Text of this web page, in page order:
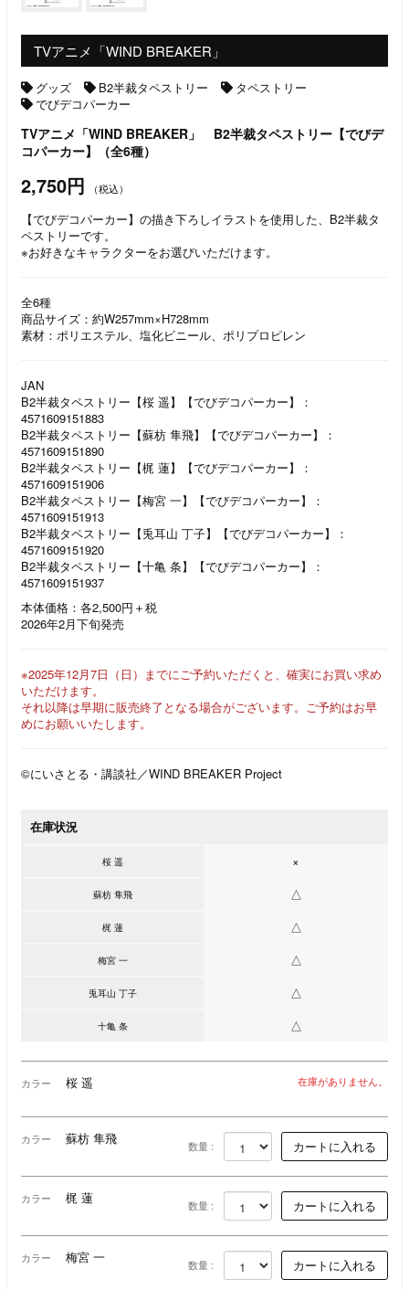
TVアニメ「WIND BREAKER」
グッズ B2半裁タペストリー
タペストリー
でびデコパーカー
TVアニメ「WIND BREAKER」 B2半裁タペストリー【でびデ
コパーカー】（全6種）
2,750円 （税込）
【でびデコパーカー】の描き下ろしイラストを使用した、B2半裁タ
ペストリーです。
※お好きなキャラクターをお選びいただけます。
全6種
商品サイズ：約W257mm×H728mm
素材：ポリエステル、塩化ビニール、ポリプロピレン
JAN
B2半裁タペストリー【桜 遥】【でびデコパーカー】：
4571609151883
B2半裁タペストリー【蘇枋 隼飛】【でびデコパーカー】：
4571609151890
B2半裁タペストリー【梶 蓮】【でびデコパーカー】：
4571609151906
B2半裁タペストリー【梅宮 一】【でびデコパーカー】：
4571609151913
B2半裁タペストリー【兎耳山 丁子】【でびデコパーカー】：
4571609151920
B2半裁タペストリー【十亀 条】【でびデコパーカー】：
4571609151937
本体価格：各2,500円＋税
2026年2月下旬発売
※2025年12月7日（日）までにご予約いただくと、確実にお買い求め
いただけます。
それ以降は早期に販売終了となる場合がございます。ご予約はお早
めにお願いいたします。
©にいさとる・講談社／WIND BREAKER Project
在庫状況
桜 遥 ×
蘇枋 隼飛 △
梶 蓮 △
梅宮 一 △
兎耳山 丁子 △
十亀 条 △
カラー 桜 遥 在庫がありません。
カラー 蘇枋 隼飛 数量 :
カラー 梶 蓮 数量 :
カラー 梅宮 一 数量 :